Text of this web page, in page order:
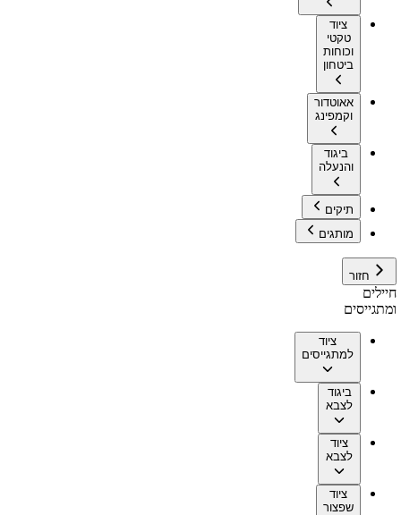
ציוד
טקטי
וכוחות
ביטחון
אאוטדור
וקמפינג
ביגוד
והנעלה
תיקים
מותגים
חזור
חיילים
ומתגייסים
ציוד
למתגייסים
ביגוד
לצבא
ציוד
לצבא
ציוד
שפצור